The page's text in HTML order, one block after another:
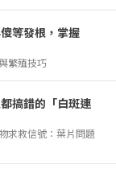
等發根，掌握
繁殖技巧
搞錯的「白斑連
求救信號：葉片問題